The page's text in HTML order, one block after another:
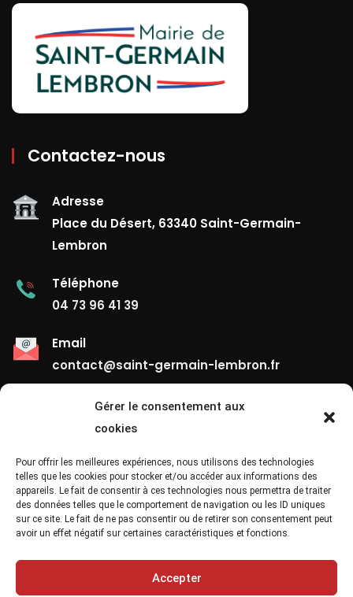
Gérer le consentement aux
cookies
Pour offrir les meilleures expériences, nous utilisons des technologies
telles que les cookies pour stocker et/ou accéder aux informations des
appareils. Le fait de consentir à ces technologies nous permettra de traiter
des données telles que le comportement de navigation ou les ID uniques
sur ce site. Le fait de ne pas consentir ou de retirer son consentement peut
avoir un effet négatif sur certaines caractéristiques et fonctions.
Accepter
Contactez-nous
Adresse
Place du Désert, 63340 Saint-Germain-
Lembron
Téléphone
04 73 96 41 39
Email
contact@saint-germain-lembron.fr
Liens Utiles
Contact
Mentions Légales
Confidentialité
Site Map